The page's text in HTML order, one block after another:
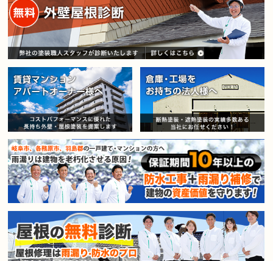
賃貸マンション・アパートオー